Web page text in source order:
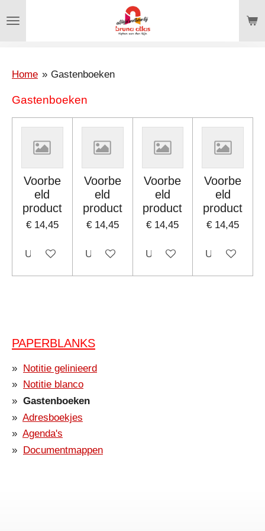
direct
hoofdinhoud
Home » Gastenboeken
Gastenboeken
Voorbe
eld
product
€ 14,45
Uitgeschakeld
Voorbe
eld
product
€ 14,45
Uitgeschakeld
Voorbe
eld
product
€ 14,45
Uitgeschakeld
Voorbe
eld
product
€ 14,45
PAPERBLANKS
Notitie gelinieerd
Notitie blanco
Gastenboeken
Adresboekjes
Agenda's
Documentmappen